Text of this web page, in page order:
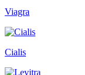
Viagra
Cialis